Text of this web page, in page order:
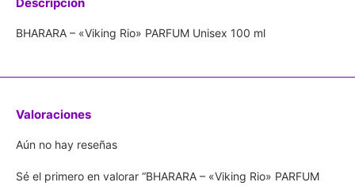
BHARARA – «Viking Rio» PARFUM Unisex 100 ml
Valoraciones
Aún no hay reseñas
Sé el primero en valorar “BHARARA – «Viking Rio» PARFUM